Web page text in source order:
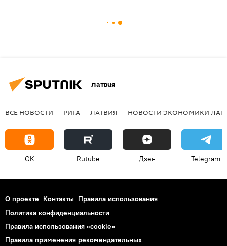
Латвия
ВСЕ НОВОСТИ РИГА ЛАТВИЯ НОВОСТИ ЭКОНОМИКИ
OK Rutube Дзен Telegram
О проекте Контакты Правила использования
Политика конфиденциальности
Правила использования «cookie»
Правила применения рекомендательных